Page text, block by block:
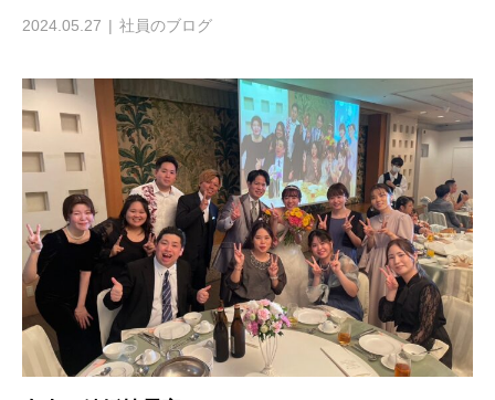
2024.05.27 社員のブログ